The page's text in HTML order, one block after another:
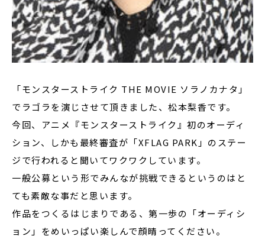
「モンスターストライク THE MOVIE ソラノカナタ」
でラゴラを演じさせて頂きました、松本梨香です。
今回、アニメ『モンスターストライク』初のオーディ
ション、しかも最終審査が「XFLAG PARK」のステー
ジで行われると聞いてワクワクしています。
一般公募という形でみんなが挑戦できるというのはと
ても素敵な事だと思います。
作品をつくるはじまりである、第一歩の「オーディシ
ョン」をめいっぱい楽しんで顔晴ってください。